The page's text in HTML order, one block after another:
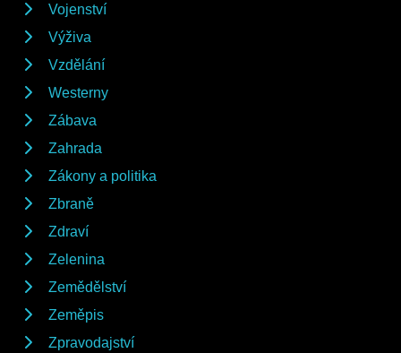
Vojenství
Výživa
Vzdělání
Westerny
Zábava
Zahrada
Zákony a politika
Zbraně
Zdraví
Zelenina
Zemědělství
Zeměpis
Zpravodajství